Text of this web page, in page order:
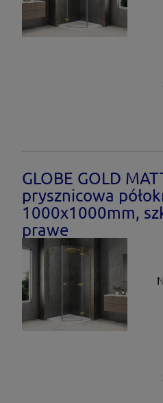
GLOBE GOLD
prysznicowa
1000x1000mm,
prawe